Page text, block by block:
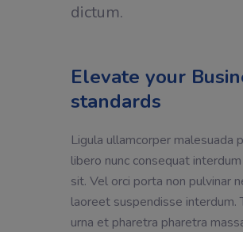
dictum.
Elevate your
standards
Ligula ullamcorper malesuada
libero nunc consequat
sit. Vel orci porta non pulvinar
laoreet suspendisse interdum.
urna et pharetra pharetra